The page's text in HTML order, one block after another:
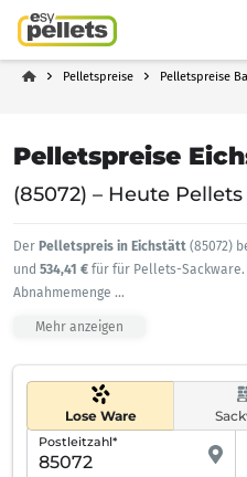
Pelletspreise Pelletspreise
Pelletspreise
(85072) – Heute
Der Pelletspreis in Eichstätt (85072)
und 534,41 € für für Pellets-
Abnahmemenge ...
Mehr anzeigen
Lose Ware
Postleitzahl*